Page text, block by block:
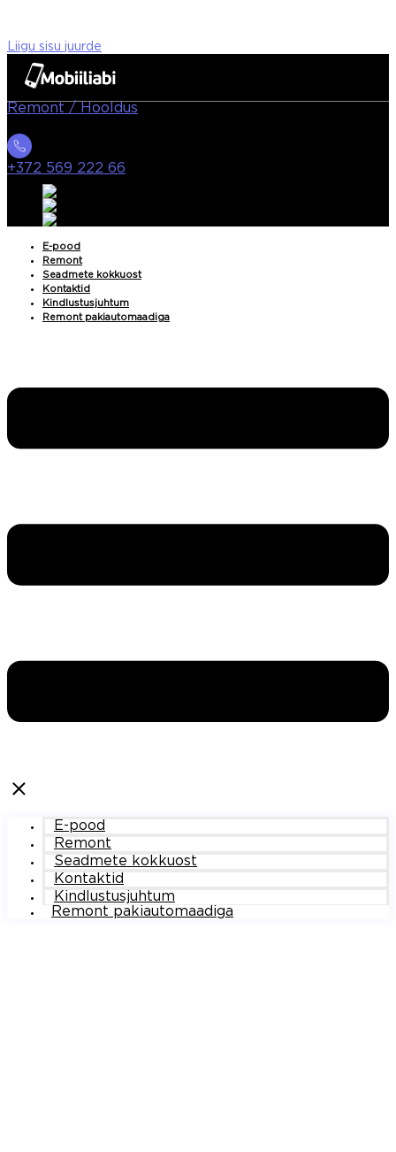
Liigu sisu juurde
Remont / Hooldus
+372 569 222 66
E-pood
Remont
Seadmete kokkuost
Kontaktid
Kindlustusjuhtum
Remont pakiautomaadiga
E-pood
Remont
Seadmete kokkuost
Kontaktid
Kindlustusjuhtum
Remont pakiautomaadiga